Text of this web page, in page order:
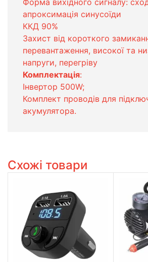
Форма вихідного сигналу:
апроксимація синусоїди
ККД 90%
Захист від короткого
перевантаження, високої та
напруги, перегріву
Комплектація:
Інвертор 500W;
Комплект проводів для
акумулятора.
Схожі товари